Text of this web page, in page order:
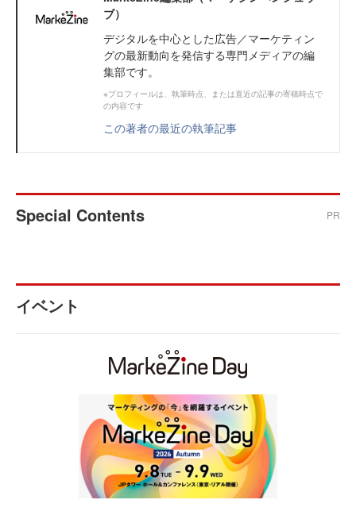
ブ）
デジタルを中心とした広告／マーケティン
グの最新動向を発信する専門メディアの編
集部です。
※プロフィールは、執筆時点、または直近の記事の寄稿時点で
の内容です
この著者の最近の執筆記事
Special Contents PR
イベント